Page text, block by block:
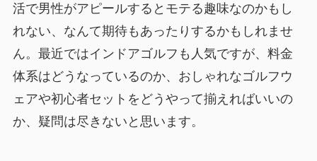
活で男性がアピールするとモテる趣味なのかもし
れない、なんて期待もあったりするかもしれませ
ん。最近ではインドアゴルフも人気ですが、料金
体系はどうなっているのか、おしゃれなゴルフウ
ェアや初心者セットをどうやって揃えればいいの
か、疑問は尽きないと思います。